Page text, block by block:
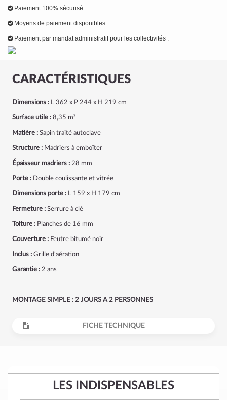
CARACTÉRISTIQUES
Dimensions : L 362 x P 244 x H 219 cm
Surface utile : 8,35 m²
Matière : Sapin traité autoclave
Structure : Madriers à emboîter
Épaisseur madriers : 28 mm
Porte : Double coulissante et vitrée
Dimensions porte : L 159 x H 179 cm
Fermeture : Serrure à clé
Toiture : Planches de 16 mm
Couverture : Feutre bitumé noir
Inclus : Grille d'aération
Garantie : 2 ans
MONTAGE SIMPLE : 2 JOURS A 2 PERSONNES
FICHE TECHNIQUE
Paiement 100% sécurisé
Moyens de paiement disponibles :
Paiement par mandat administratif pour les collectivités :
LES INDISPENSABLES